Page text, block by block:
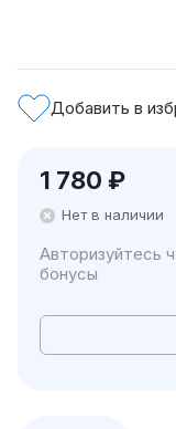
Добавить в
1 780 ₽
Нет в наличии
Авторизуйтесь
бонусы